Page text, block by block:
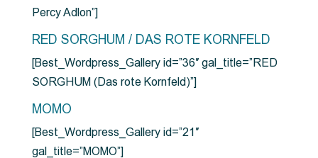
Percy Adlon”]
RED SORGHUM / DAS ROTE KORNFELD
[Best_Wordpress_Gallery id=”36″ gal_title=”RED
SORGHUM (Das rote Kornfeld)”]
MOMO
[Best_Wordpress_Gallery id=”21″
gal_title=”MOMO”]